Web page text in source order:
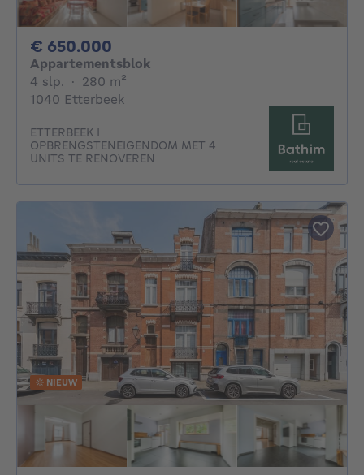
€ 650.000
Appartementsblok
4 slp. 4 slaapkamers
· 280 m²
1040 Etterbeek
ETTERBEEK I
OPBRENGSTENEIGENDOM MET 4
UNITS TE RENOVEREN
NIEUW